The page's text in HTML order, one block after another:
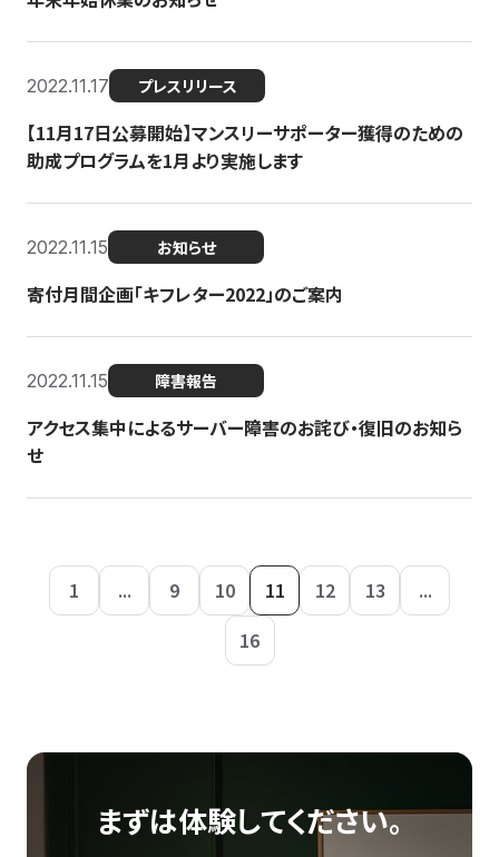
2022.11.17 プレスリリース
【11月17日公募開始】マンスリーサポーター獲得のための
助成プログラムを1月より実施します
2022.11.15 お知らせ
寄付月間企画「キフレター2022」のご案内
2022.11.15 障害報告
アクセス集中によるサーバー障害のお詫び・復旧のお知ら
せ
1 ... 9 10 11 12 13
...
16
まずは体験してください。